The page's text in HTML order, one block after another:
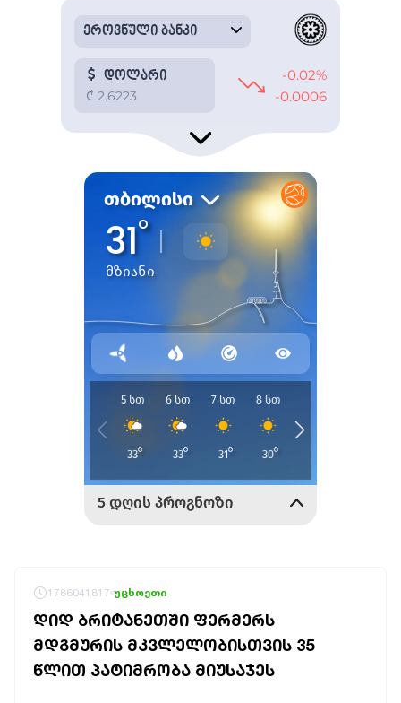
1786041817 უცხოეთი
ᲓᲘᲓ ᲑᲠᲘᲢᲐᲜᲔᲗᲨᲘ ᲤᲔᲠᲛᲔᲠᲡ
ᲛᲓᲒᲛᲣᲠᲘᲡ ᲛᲙᲕᲚᲔᲚᲝᲑᲘᲡᲗᲕᲘᲡ 35
ᲬᲚᲘᲗ ᲞᲐᲢᲘᲛᲠᲝᲑᲐ ᲛᲘᲣᲡᲐᲯᲔᲡ